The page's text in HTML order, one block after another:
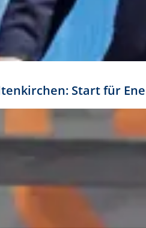
Start für